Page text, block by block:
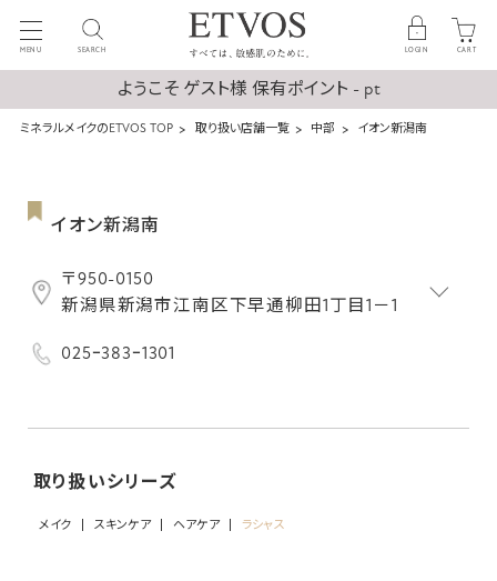
MENU SEARCH LOGIN CART
ようこそ ゲスト様 保有ポイント - pt
ミネラルメイクのETVOS TOP 取り扱い店舗一覧 中部 イオン新潟南
イオン新潟南
〒950-0150
新潟県新潟市江南区下早通柳田1丁目1－1
025ｰ383ｰ1301
取り扱いシリーズ
メイク スキンケア ヘアケア ラシャス